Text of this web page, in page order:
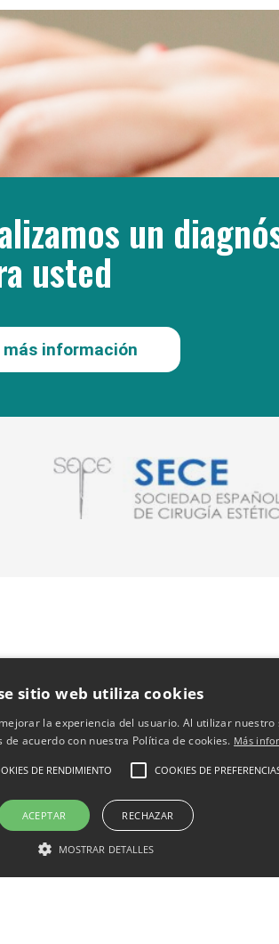
un
usted
más información
sitio web utiliza cookies
la experiencia del usuario. Al utilizar nuestro
de acuerdo con nuestra Política de cookies. Más
DE RENDIMIENTO COOKIES DE
ACEPTAR RECHAZAR
MOSTRAR DETALLES